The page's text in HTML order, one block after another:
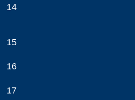
14
15
16
17